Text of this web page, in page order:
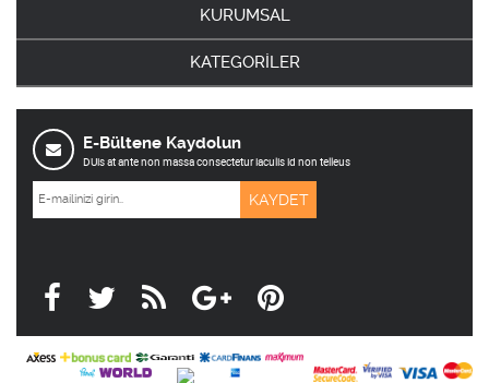
KURUMSAL
KATEGORİLER
E-Bültene Kaydolun
DUis at ante non massa consectetur iaculis id non telleus